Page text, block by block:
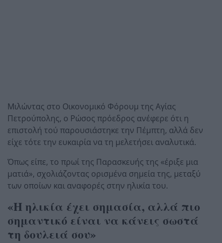
Μιλώντας στο Οικονομικό Φόρουμ της Αγίας
Πετρούπολης, ο Ρώσος πρόεδρος ανέφερε ότι η
επιστολή τού παρουσιάστηκε την Πέμπτη, αλλά δεν
είχε τότε την ευκαιρία να τη μελετήσει αναλυτικά.
Όπως είπε, το πρωί της Παρασκευής της «έριξε μια
ματιά», σχολιάζοντας ορισμένα σημεία της, μεταξύ
των οποίων και αναφορές στην ηλικία του.
«Η ηλικία έχει σημασία, αλλά πιο
σημαντικό είναι να κάνεις σωστά
τη δουλειά σου»